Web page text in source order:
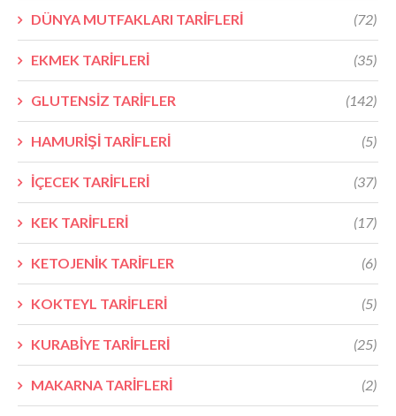
DÜNYA MUTFAKLARI TARİFLERİ (72)
EKMEK TARİFLERİ (35)
GLUTENSİZ TARİFLER (142)
HAMURİŞİ TARİFLERİ (5)
İÇECEK TARİFLERİ (37)
KEK TARİFLERİ (17)
KETOJENİK TARİFLER (6)
KOKTEYL TARİFLERİ (5)
KURABİYE TARİFLERİ (25)
MAKARNA TARİFLERİ (2)